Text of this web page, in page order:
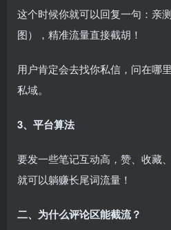
这个时候你就可以回复一句：亲
图），精准流量直接截胡！
用户肯定会去找你私信，问在哪
私域。
3、平台算法
要发一些笔记互动高，赞、收藏
就可以躺赚长尾词流量！
二、为什么评论区能截流？